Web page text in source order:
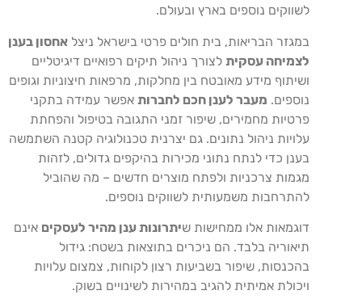
לשווקים נוספים בארץ ובעולם.
במגזר הבריאות, בית חולים פרטי בישראל ניצל אחסון בענן
לצמיחה עסקית לצורך ניהול תיקים רפואיים דיגיטליים
ושיתוף מידע מאובטח בין מחלקות, מרפאות חיצוניות וגופים
נוספים. מעבר לענן חכם לחברות אפשר עמידה בתקני
פרטיות מחמירים, שיפור זמני התגובה בטיפול והפחתת
עלויות ניהול נתונים. גם יצרנית טכנולוגיה קטנה השתמשה
בענן כדי לנתח נתוני מכירות בהיקפים גדולים, לזהות
מגמות צרכניות ולפתח מוצרים חדשים – מה שהוביל
להתרחבות משמעותית לשווקים נוספים.
דוגמאות אלו ממחישות שיתרונות ענן מהיר לעסקים אינם
תיאוריה בלבד. הם ניכרים בתוצאות בשטח: גידול
בהכנסות, שיפור בשביעות רצון לקוחות, צמצום עלויות
ויכולת אמיתית להגיב במהירות לשינויים בשוק.